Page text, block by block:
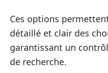
Ces options
détaillé et clair des
garantissant un
de recherche.